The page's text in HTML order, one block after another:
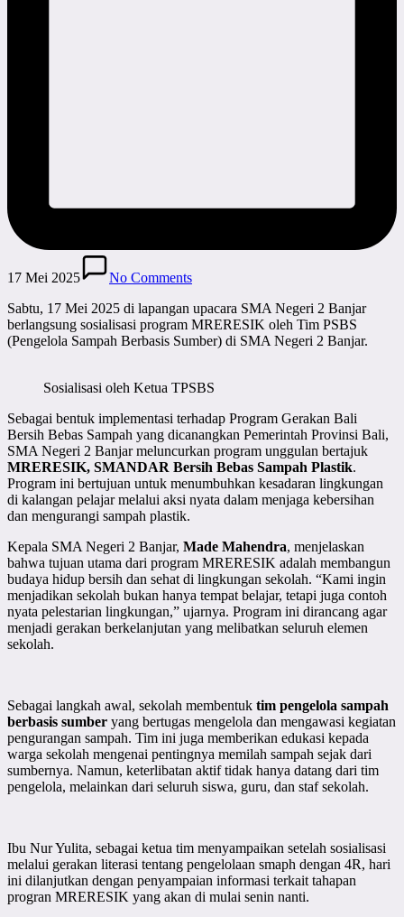
17 Mei 2025
No Comments
Sabtu, 17 Mei 2025 di lapangan upacara SMA Negeri 2 Banjar
berlangsung sosialisasi program MRERESIK oleh Tim PSBS
(Pengelola Sampah Berbasis Sumber) di SMA Negeri 2 Banjar.
Sosialisasi oleh Ketua TPSBS
Sebagai bentuk implementasi terhadap Program Gerakan Bali
Bersih Bebas Sampah yang dicanangkan Pemerintah Provinsi Bali,
SMA Negeri 2 Banjar meluncurkan program unggulan bertajuk
MRERESIK, SMANDAR Bersih Bebas Sampah Plastik.
Program ini bertujuan untuk menumbuhkan kesadaran lingkungan
di kalangan pelajar melalui aksi nyata dalam menjaga kebersihan
dan mengurangi sampah plastik.
Kepala SMA Negeri 2 Banjar, Made Mahendra, menjelaskan
bahwa tujuan utama dari program MRERESIK adalah membangun
budaya hidup bersih dan sehat di lingkungan sekolah. “Kami ingin
menjadikan sekolah bukan hanya tempat belajar, tetapi juga contoh
nyata pelestarian lingkungan,” ujarnya. Program ini dirancang agar
menjadi gerakan berkelanjutan yang melibatkan seluruh elemen
sekolah.
Sebagai langkah awal, sekolah membentuk tim pengelola sampah
berbasis sumber yang bertugas mengelola dan mengawasi kegiatan
pengurangan sampah. Tim ini juga memberikan edukasi kepada
warga sekolah mengenai pentingnya memilah sampah sejak dari
sumbernya. Namun, keterlibatan aktif tidak hanya datang dari tim
pengelola, melainkan dari seluruh siswa, guru, dan staf sekolah.
Ibu Nur Yulita, sebagai ketua tim menyampaikan setelah sosialisasi
melalui gerakan literasi tentang pengelolaan smaph dengan 4R, hari
ini dilanjutkan dengan penyampaian informasi terkait tahapan
progran MRERESIK yang akan di mulai senin nanti.